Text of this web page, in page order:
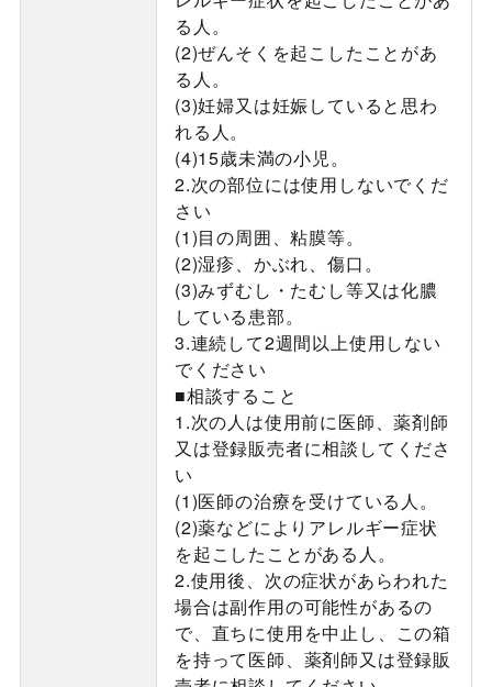
る人。
(2)ぜんそくを起こしたことがあ
る人。
(3)妊婦又は妊娠していると思わ
れる人。
(4)15歳未満の小児。
2.次の部位には使用しないでくだ
さい
(1)目の周囲、粘膜等。
(2)湿疹、かぶれ、傷口。
(3)みずむし・たむし等又は化膿
している患部。
3.連続して2週間以上使用しない
でください
■相談すること
1.次の人は使用前に医師、薬剤師
又は登録販売者に相談してくださ
い
(1)医師の治療を受けている人。
(2)薬などによりアレルギー症状
を起こしたことがある人。
2.使用後、次の症状があらわれた
場合は副作用の可能性があるの
で、直ちに使用を中止し、この箱
を持って医師、薬剤師又は登録販